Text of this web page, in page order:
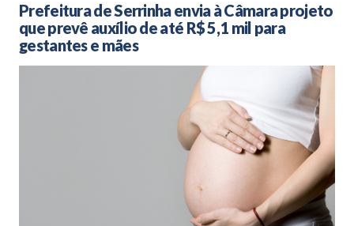
Prefeitura de Serrinha envia à Câmara projeto
que prevê auxílio de até R$ 5,1 mil para
gestantes e mães